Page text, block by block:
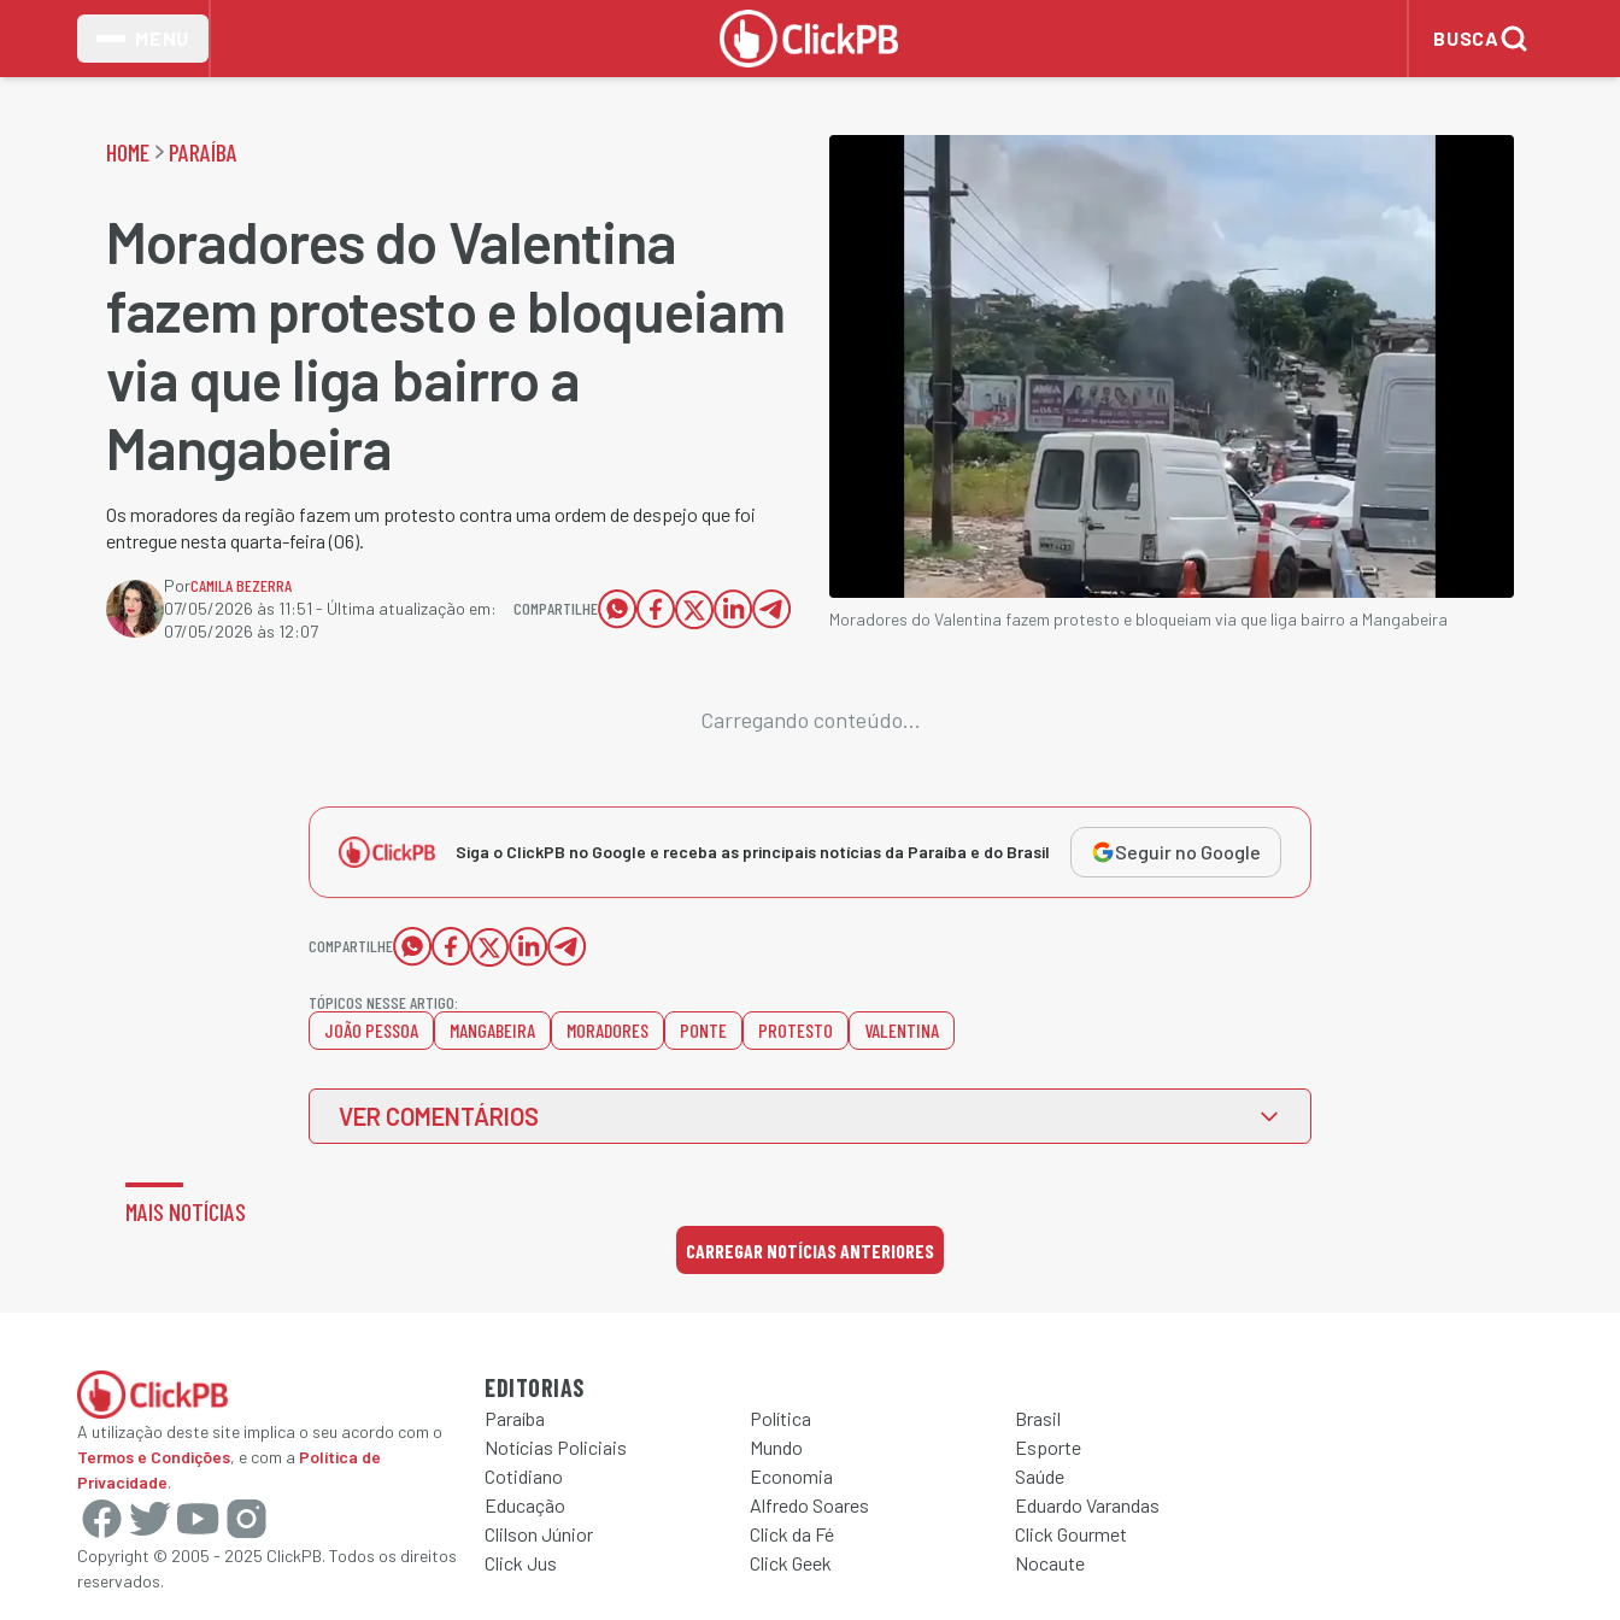
BUSCA
HOME PARAÍBA
Moradores do Valentina
fazem protesto e bloqueiam
via que liga bairro a
Mangabeira
Os moradores da região fazem um protesto contra uma ordem de despejo que foi
entregue nesta quarta-feira (06).
PorCAMILA BEZERRA
07/05/2026 às 11:51 - Última atualização em:
07/05/2026 às 12:07
COMPARTILHE
Moradores do Valentina fazem protesto e bloqueiam via que liga bairro a Mangabeira
Carregando conteúdo...
Siga o ClickPB no Google e receba as principais notícias da Paraíba e do Brasil Seguir no Google
COMPARTILHE
TÓPICOS NESSE ARTIGO:
JOÃO PESSOA MANGABEIRA MORADORES PONTE PROTESTO VALENTINA
VER COMENTÁRIOS
MAIS NOTÍCIAS
CARREGAR NOTÍCIAS ANTERIORES
A utilização deste site implica o seu acordo com o
Termos e Condições, e com a Política de
Privacidade.
Copyright © 2005 - 2025 ClickPB. Todos os direitos
reservados.
EDITORIAS
Paraíba Política
Brasil
Notícias Policiais
Mundo
Esporte
Cotidiano
Economia
Saúde
Educação
Alfredo Soares
Eduardo Varandas
Clilson Júnior
Click da Fé
Click Gourmet
Click Jus
Click Geek Nocaute